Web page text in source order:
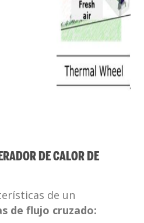
DE CALOR DE
de un
de flujo cruzado: